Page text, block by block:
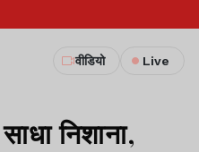
वीडियो Live
निशाना,